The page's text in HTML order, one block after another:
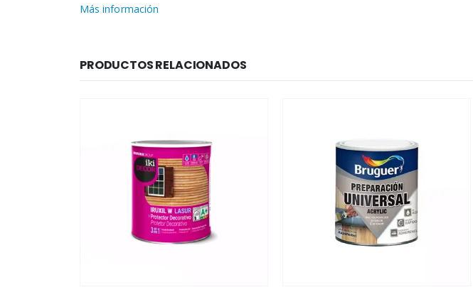
Más información
PRODUCTOS RELACIONADOS